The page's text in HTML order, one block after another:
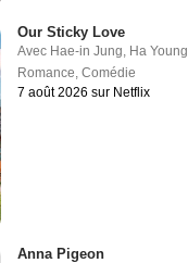
Our Sticky Love
Avec Hae-in Jung, Ha Young
Romance,Comédie
7 août 2026 sur Netflix
Anna Pigeon